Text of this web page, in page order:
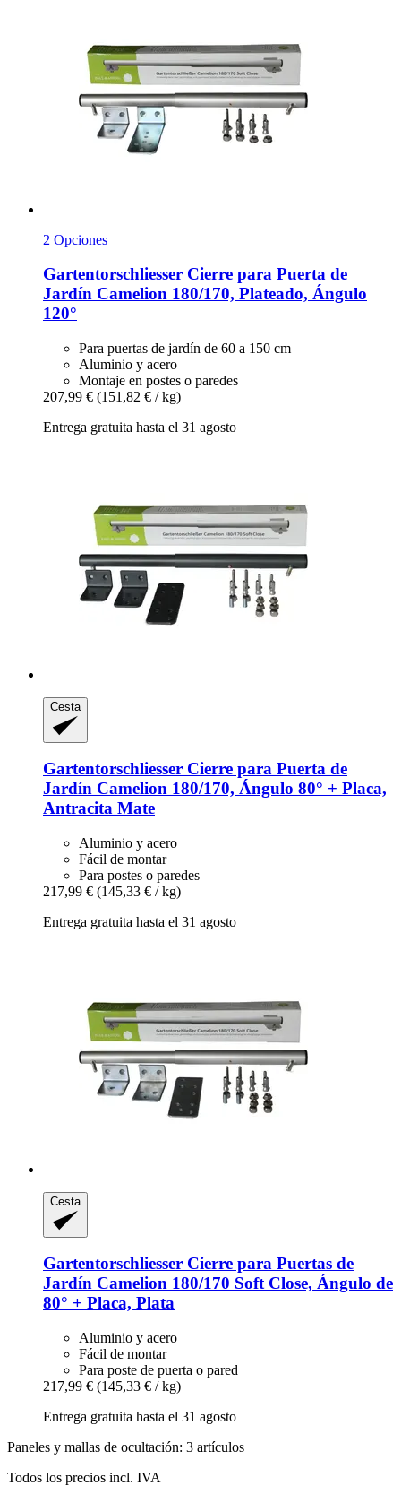
2 Opciones
Gartentorschliesser Cierre para Puerta de
Jardín Camelion 180/170, Plateado, Ángulo
120°
Para puertas de jardín de 60 a 150 cm
Aluminio y acero
Montaje en postes o paredes
207,99 € (151,82 € / kg)
Entrega gratuita hasta el 31 agosto
Cesta
Gartentorschliesser Cierre para Puerta de
Jardín Camelion 180/170, Ángulo 80° + Placa,
Antracita Mate
Aluminio y acero
Fácil de montar
Para postes o paredes
217,99 € (145,33 € / kg)
Entrega gratuita hasta el 31 agosto
Cesta
Gartentorschliesser Cierre para Puertas de
Jardín Camelion 180/170 Soft Close, Ángulo de
80° + Placa, Plata
Aluminio y acero
Fácil de montar
Para poste de puerta o pared
217,99 € (145,33 € / kg)
Entrega gratuita hasta el 31 agosto
Paneles y mallas de ocultación: 3 artículos
Todos los precios incl. IVA